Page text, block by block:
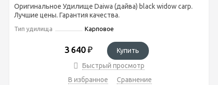
Оригинальное Удилище Daiwa (дайва) black widow carp.
Лучшие цены. Гарантия качества.
Тип удилища Карповое
3 640 ₽
Купить
Быстрый просмотр
В избранное
Сравнение